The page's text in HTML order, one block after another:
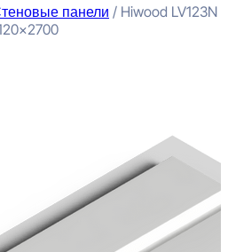
панели / Hiwood LV123N